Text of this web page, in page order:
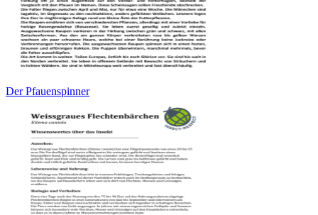
Der Pfauenspinner